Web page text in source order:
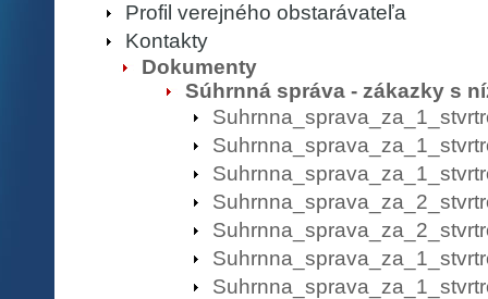
Profil verejného obstarávateľa
Kontakty
Dokumenty
Súhrnná správa - zákazky s